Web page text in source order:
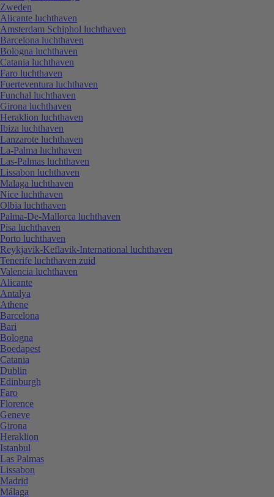
Zweden
Alicante luchthaven
Amsterdam Schiphol luchthaven
Barcelona luchthaven
Bologna luchthaven
Catania luchthaven
Faro luchthaven
Fuerteventura luchthaven
Funchal luchthaven
Girona luchthaven
Heraklion luchthaven
Ibiza luchthaven
Lanzarote luchthaven
La-Palma luchthaven
Las-Palmas luchthaven
Lissabon luchthaven
Malaga luchthaven
Nice luchthaven
Olbia luchthaven
Palma-De-Mallorca luchthaven
Pisa luchthaven
Porto luchthaven
Reykjavik-Keflavik-International luchthaven
Tenerife luchthaven zuid
Valencia luchthaven
Alicante
Antalya
Athene
Barcelona
Bari
Bologna
Boedapest
Catania
Dublin
Edinburgh
Faro
Florence
Geneve
Girona
Heraklion
Istanbul
Las Palmas
Lissabon
Madrid
Málaga